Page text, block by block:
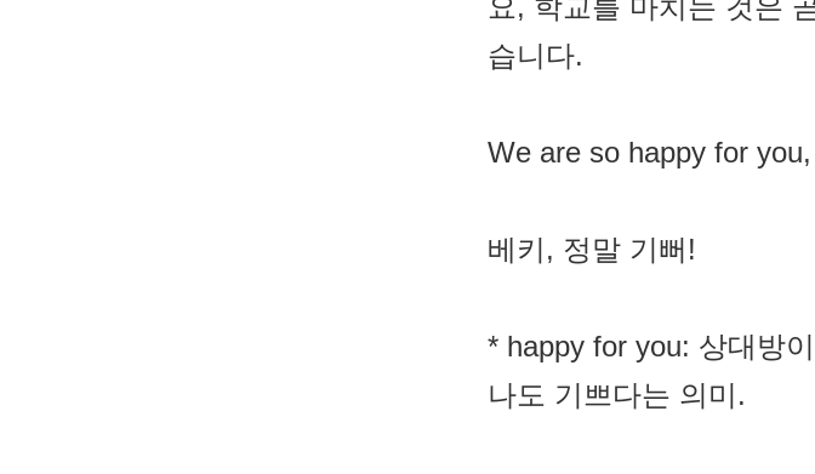
요, 학교를 마치는 것은
습니다.
We are so happy for
베키, 정말 기뻐!
* happy for you: 상대방
나도 기쁘다는 의미.